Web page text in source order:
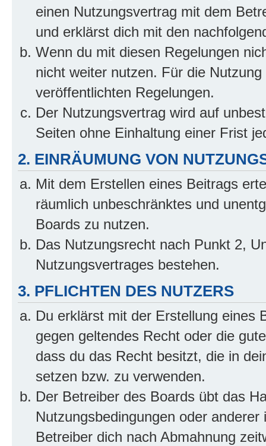
einen Nutzungsvertrag mit dem
und erklärst dich mit den
Wenn du mit diesen Regelungen
nicht weiter nutzen. Für die
veröffentlichten Regelungen.
Der Nutzungsvertrag wird auf
Seiten ohne Einhaltung einer Frist
2. EINRÄUMUNG VON
Mit dem Erstellen eines Beitrags
räumlich unbeschränktes und
Boards zu nutzen.
Das Nutzungsrecht nach Punkt 2,
Nutzungsvertrages bestehen.
3. PFLICHTEN DES NUTZERS
Du erklärst mit der Erstellung eines
gegen geltendes Recht oder die
dass du das Recht besitzt, die in
setzen bzw. zu verwenden.
Der Betreiber des Boards übt das
Nutzungsbedingungen oder
Betreiber dich nach Abmahnung